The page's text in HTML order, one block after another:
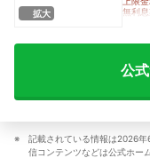
拡大 無利
公
記載されている情報は2026
信コンテンツなどは公式ホー